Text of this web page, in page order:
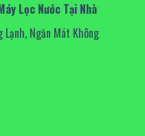
Lọc Nước Tại Nhà
Lạnh, Ngăn Mát Không